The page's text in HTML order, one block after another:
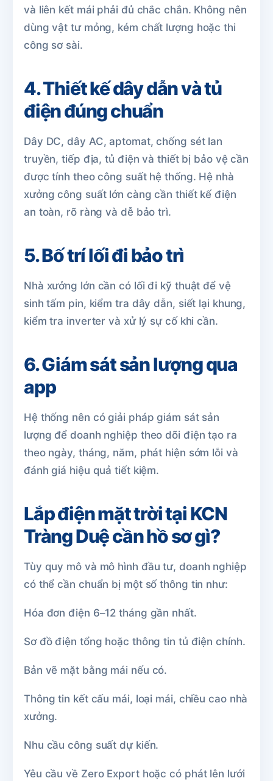
và liên kết mái phải đủ chắc chắn. Không nên
dùng vật tư mỏng, kém chất lượng hoặc thi
công sơ sài.
4. Thiết kế dây dẫn và tủ
điện đúng chuẩn
Dây DC, dây AC, aptomat, chống sét lan
truyền, tiếp địa, tủ điện và thiết bị bảo vệ cần
được tính theo công suất hệ thống. Hệ nhà
xưởng công suất lớn càng cần thiết kế điện
an toàn, rõ ràng và dễ bảo trì.
5. Bố trí lối đi bảo trì
Nhà xưởng lớn cần có lối đi kỹ thuật để vệ
sinh tấm pin, kiểm tra dây dẫn, siết lại khung,
kiểm tra inverter và xử lý sự cố khi cần.
6. Giám sát sản lượng qua
app
Hệ thống nên có giải pháp giám sát sản
lượng để doanh nghiệp theo dõi điện tạo ra
theo ngày, tháng, năm, phát hiện sớm lỗi và
đánh giá hiệu quả tiết kiệm.
Lắp điện mặt trời tại KCN
Tràng Duệ cần hồ sơ gì?
Tùy quy mô và mô hình đầu tư, doanh nghiệp
có thể cần chuẩn bị một số thông tin như:
Hóa đơn điện 6–12 tháng gần nhất.
Sơ đồ điện tổng hoặc thông tin tủ điện chính.
Bản vẽ mặt bằng mái nếu có.
Thông tin kết cấu mái, loại mái, chiều cao nhà
xưởng.
Nhu cầu công suất dự kiến.
Yêu cầu về Zero Export hoặc có phát lên lưới